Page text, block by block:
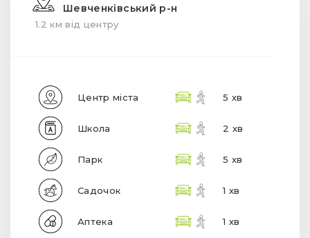
Шевченківський р-н
1.2 км від центру
Центр міста 5 хв
Школа 2 хв
Парк 5 хв
Садочок 1 хв
Аптека 1 хв